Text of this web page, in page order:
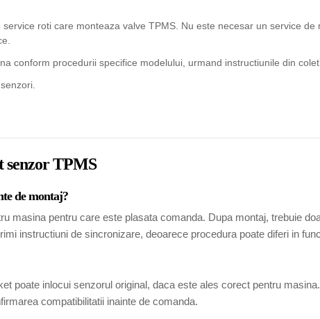
roti care monteaza valve TPMS. Nu este necesar un service
conform procedurii specifice modelului, urmand instructiunile din colet.
senzor TPMS
de montaj?
masina pentru care este plasata comanda. Dupa montaj, trebuie
instructiuni de sincronizare, deoarece procedura poate diferi in
poate inlocui senzorul original, daca este ales corect pentru
compatibilitatii inainte de comanda.